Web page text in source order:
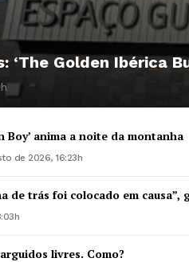
Guimarães,
‘The Golden Ibérica
Boy’ anima a noite da montanha
de 2026, 16:23h
de trás foi colocado em causa”,
livres. Como?